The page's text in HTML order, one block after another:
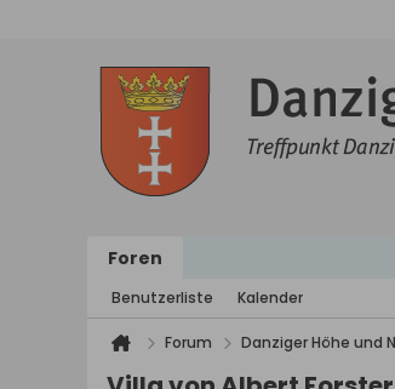
Foren
Benutzerliste Kalender
Forum Danziger Höhe und